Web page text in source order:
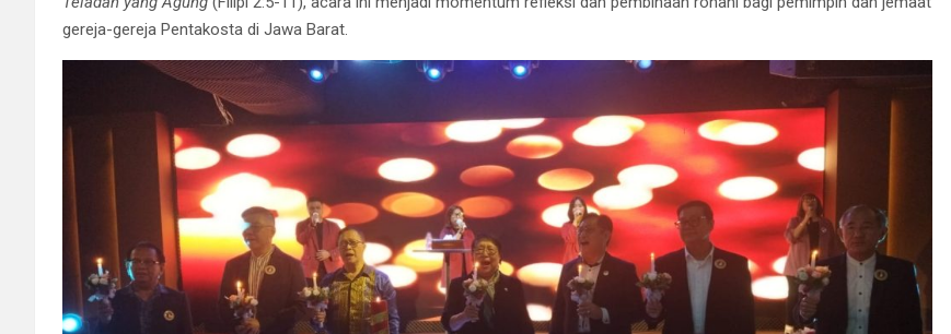
o
k
p
p
m
gereja-gereja Pentakosta di Jawa Barat.